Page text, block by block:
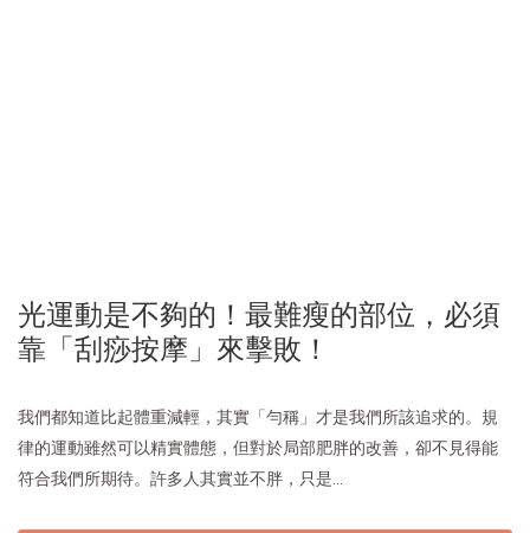
光運動是不夠的！最難瘦的部位，必須
靠「刮痧按摩」來擊敗！
我們都知道比起體重減輕，其實「勻稱」才是我們所該追求的。規
律的運動雖然可以精實體態，但對於局部肥胖的改善，卻不見得能
符合我們所期待。許多人其實並不胖，只是...